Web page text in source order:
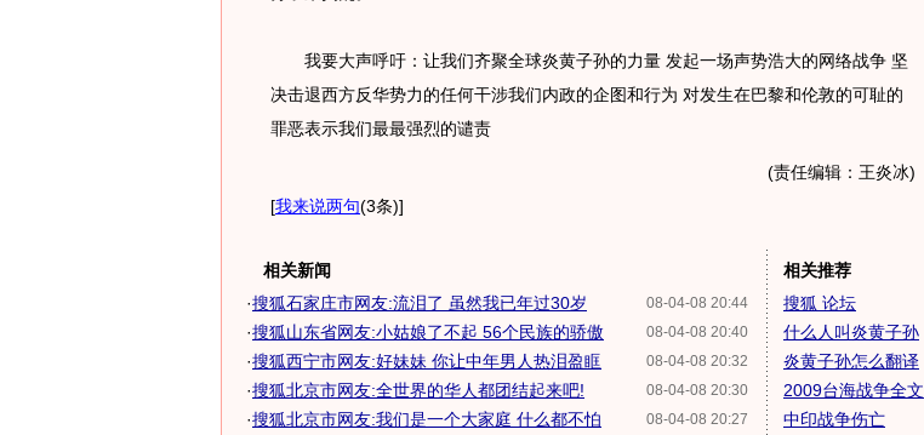
我要大声呼吁：让我们齐聚全球炎黄子孙的力量 发起一场声势浩大的网络战争 坚
决击退西方反华势力的任何干涉我们内政的企图和行为 对发生在巴黎和伦敦的可耻的
罪恶表示我们最最强烈的谴责
(责任编辑：王炎冰)
[我来说两句(3条)]
相关新闻
08-04-08 20:44
·搜狐石家庄市网友:流泪了 虽然我已年过30岁
08-04-08 20:40
·搜狐山东省网友:小姑娘了不起 56个民族的骄傲
08-04-08 20:32
·搜狐西宁市网友:好妹妹 你让中年男人热泪盈眶
08-04-08 20:30
·搜狐北京市网友:全世界的华人都团结起来吧!
08-04-08 20:27
·搜狐北京市网友:我们是一个大家庭 什么都不怕
相关推荐
搜狐 论坛
什么人叫炎黄子孙
炎黄子孙怎么翻译
2009台海战争全文
中印战争伤亡